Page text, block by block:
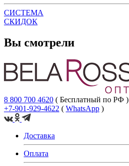
СИСТЕМА
СКИДОК
Вы смотрели
8 800 700 4620 ( Бесплатный по РФ )
+7-901-929-4622 ( WhatsApp )
Доставка
Оплата